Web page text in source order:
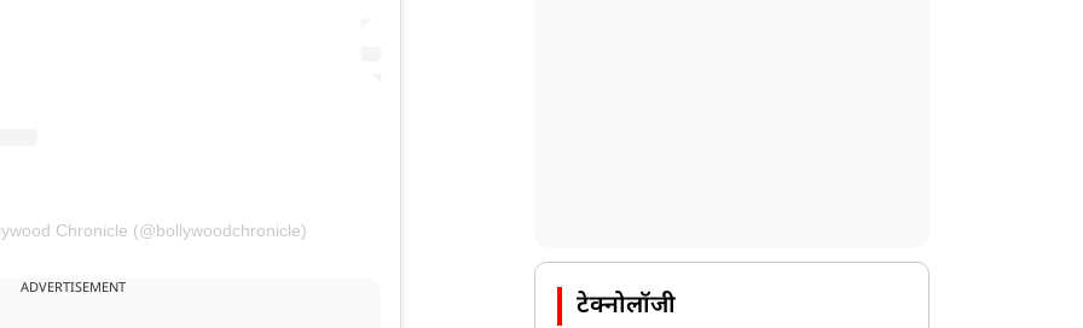
Chronicle (@bollywoodchronicle)
ADVERTISEMENT
टेक्नोलॉजी